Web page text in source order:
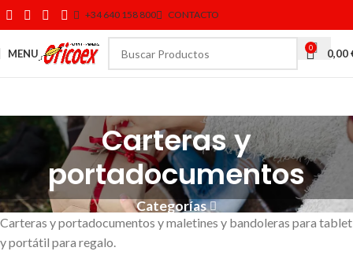
+34 640 158 800 CONTACTO
MENU 0 0,00
Carteras y
portadocumentos
Categorías
Carteras y portadocumentos y maletines y bandoleras para tablet
y portátil para regalo.